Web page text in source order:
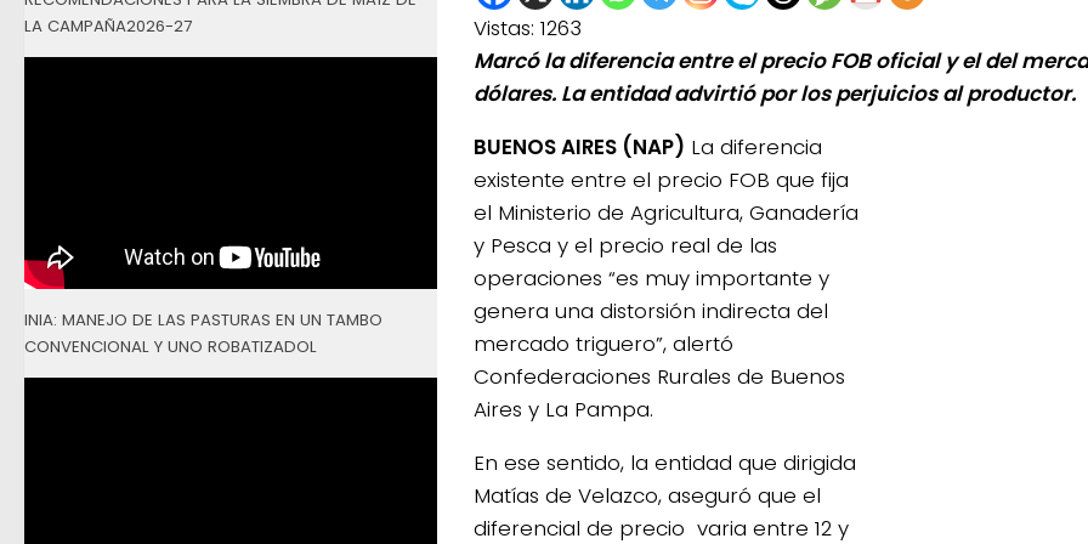
Vistas: 1263
Marcó la diferencia entre el precio FOB oficial y el del
dólares. La entidad advirtió por los perjuicios al productor.
BUENOS AIRES (NAP) La diferencia
existente entre el precio FOB que fija
el Ministerio de Agricultura, Ganadería
y Pesca y el precio real de las
operaciones “es muy importante y
genera una distorsión indirecta del
mercado triguero”, alertó
Confederaciones Rurales de Buenos
Aires y La Pampa.
En ese sentido, la entidad que dirigida
Matías de Velazco, aseguró que el
diferencial de precio varia entre 12 y
LA CAMPAÑA2026-27
INIA: MANEJO DE LAS PASTURAS EN UN TAMBO
CONVENCIONAL Y UNO ROBATIZADOL